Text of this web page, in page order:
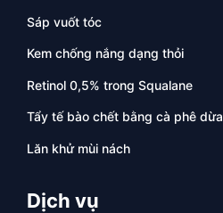
Sáp vuốt tóc
Kem chống nắng dạng thỏi
Retinol 0,5% trong Squalane
Tẩy tế bào chết bằng cà phê dừa
Lăn khử mùi nách
Dịch vụ